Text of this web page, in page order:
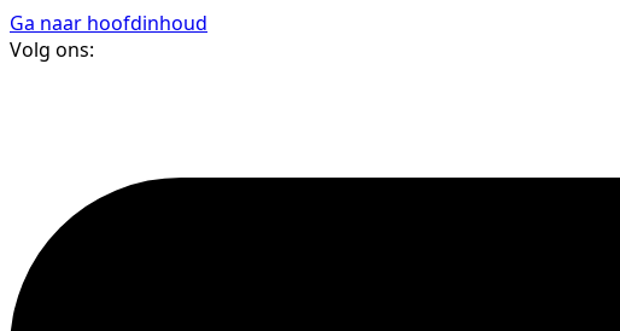
Ga naar hoofdinhoud
Volg ons: